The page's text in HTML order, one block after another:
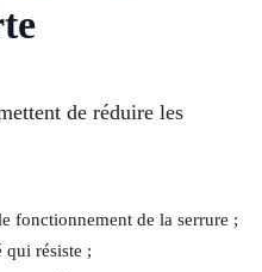
de réduire les
fonctionnement de la serrure ;
qui résiste ;